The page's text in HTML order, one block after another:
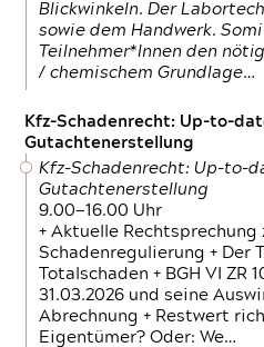
Blickwinkeln. Der
sowie dem Handwerk.
Teilnehmer*Innen den
/ chemischem Grundlage…
Kfz-Schadenrecht: Up-to-
Gutachtenerstellung
Kfz-Schadenrecht: Up-to-
Gutachtenerstellung
9.00—16.00 Uhr
+ Aktuelle Rechtsprechung
Schadenregulierung + Der
Totalschaden + BGH VI ZR
31.03.2026 und seine
Abrechnung + Restwert
Eigentümer? Oder: We…